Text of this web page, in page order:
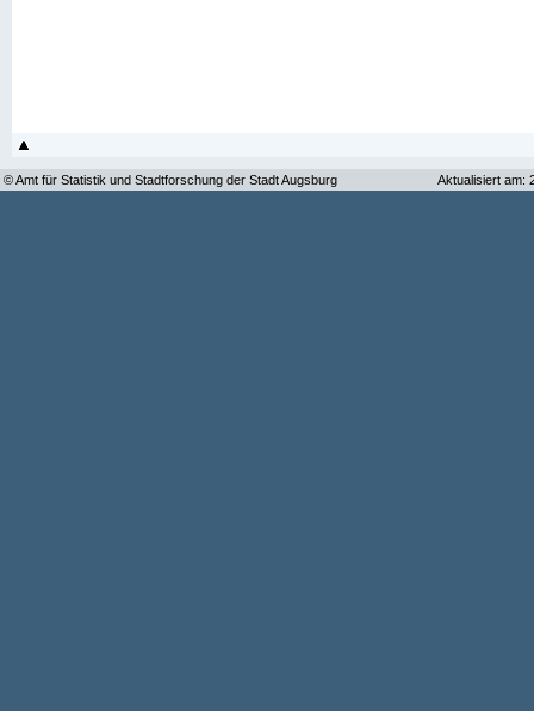
© Amt für Statistik und Stadtforschung der Stadt Augsburg Aktualisiert am: